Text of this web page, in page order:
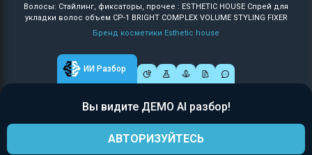
Волосы: Стайлинг, фиксаторы, прочее : ESTHETIC HOUSE Спрей для
укладки волос объем CP-1 BRIGHT COMPLEX VOLUME STYLING FIXER
Бренд косметики Esthetic house
ИИ Разбор
Вы видите ДЕМО AI разбор!
АВТОРИЗУЙТЕСЬ